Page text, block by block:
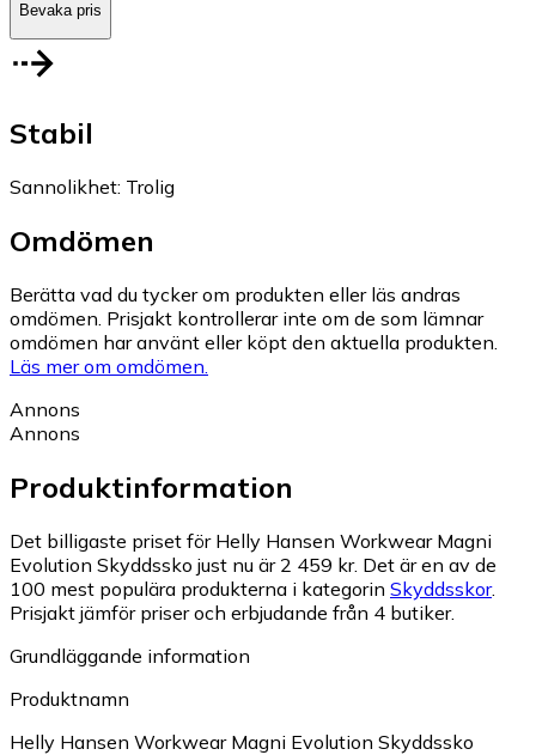
Bevaka pris
Stabil
Sannolikhet: Trolig
Omdömen
Berätta vad du tycker om produkten eller läs andras
omdömen. Prisjakt kontrollerar inte om de som lämnar
omdömen har använt eller köpt den aktuella produkten.
Läs mer om omdömen.
Annons
Annons
Produktinformation
Det billigaste priset för Helly Hansen Workwear Magni
Evolution Skyddssko just nu är 2 459 kr. Det är en av de
100 mest populära produkterna i kategorin Skyddsskor.
Prisjakt jämför priser och erbjudande från 4 butiker.
Grundläggande information
Produktnamn
Helly Hansen Workwear Magni Evolution Skyddssko